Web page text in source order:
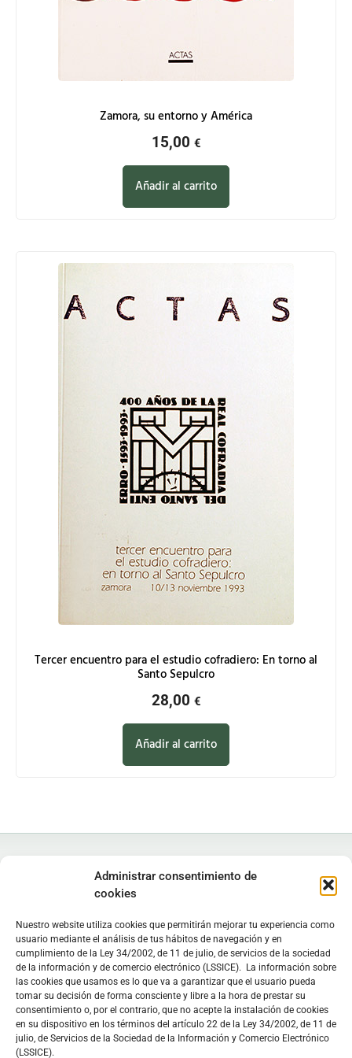
Administrar consentimiento de
cookies
Nuestro website utiliza cookies que permitirán mejorar tu experiencia como
usuario mediante el análisis de tus hábitos de navegación y en
cumplimiento de la Ley 34/2002, de 11 de julio, de servicios de la sociedad
de la información y de comercio electrónico (LSSICE). La información sobre
las cookies que usamos es lo que va a garantizar que el usuario pueda
tomar su decisión de forma consciente y libre a la hora de prestar su
consentimiento o, por el contrario, que no acepte la instalación de cookies
en su dispositivo en los términos del artículo 22 de la Ley 34/2002, de 11 de
julio, de Servicios de la Sociedad de la Información y Comercio Electrónico
(LSSICE).
Zamora, su entorno y América
15,00 €
Añadir al carrito
Tercer encuentro para el estudio cofradiero: En torno al
Santo Sepulcro
28,00 €
Añadir al carrito
Instituto de Estudios Zamoranos "Florián de Ocampo", IEZFO
Diputación de Zamora - Colegio Universitario de Zamora
Lunes a viernes: 9:30 h - 13:30 h. Lunes y miércoles: 16:30 h -
19:30 h
Sedeen C/ Doctor Carracido, Bibliotecaen Colegio Universitario
C/ Doctor Carracido, s/n. 49006 Zamora, España